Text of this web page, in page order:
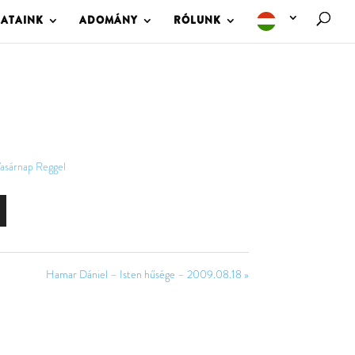
ADOMÁNY RÓLUNK
Reggel
Hamar Dániel – Isten hűsége – 2009.08.18 »